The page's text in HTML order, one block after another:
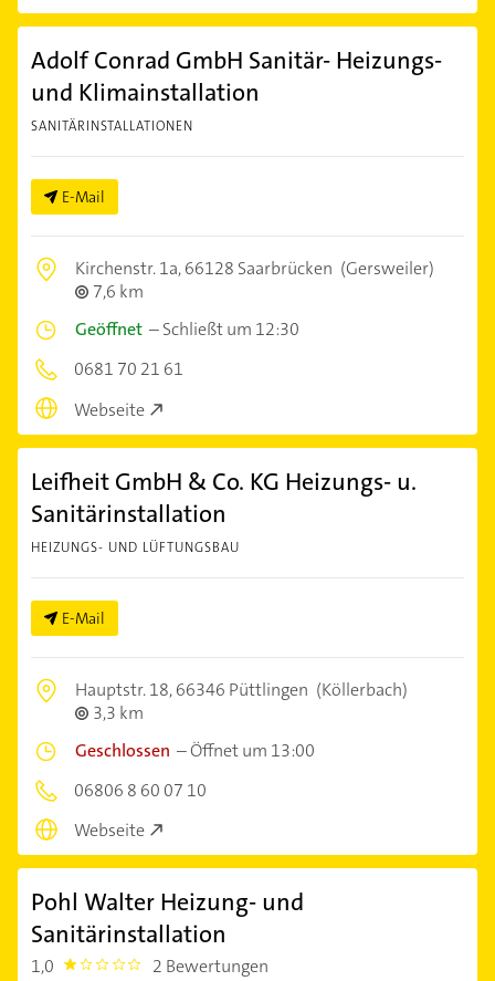
Adolf Conrad GmbH Sanitär- Heizungs-
und Klimainstallation
SANITÄRINSTALLATIONEN
E-Mail
Kirchenstr. 1a,66128 Saarbrücken (Gersweiler)
7,6 km
Geöffnet –Schließt um 12:30
0681 70 21 61
Webseite
Leifheit GmbH & Co. KG Heizungs- u.
Sanitärinstallation
HEIZUNGS- UND LÜFTUNGSBAU
E-Mail
Hauptstr. 18,66346 Püttlingen (Köllerbach)
3,3 km
Geschlossen –Öffnet um 13:00
06806 8 60 07 10
Webseite
Pohl Walter Heizung- und
Sanitärinstallation
1,0 1.0 2 Bewertungen